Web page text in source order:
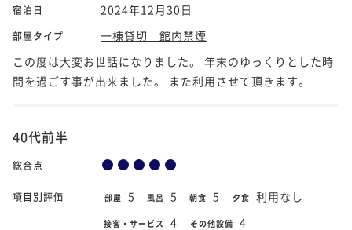
宿泊日 2024年12月30日
部屋タイプ
一棟貸切 館内禁煙
この度は大変お世話になりました。 年末のゆっくりとした時
間を過ごす事が出来ました。 また利用させて頂きます。
40代前半
総合点
項目別評価 部屋 5 風呂 5 朝食 5 夕食 利用なし
接客・サービス 4 その他設備 4